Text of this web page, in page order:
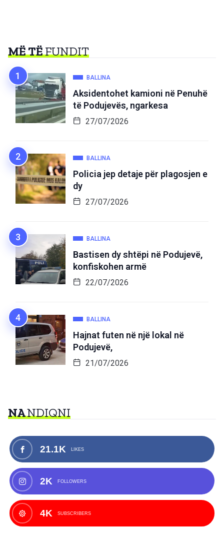
MË TËFUNDIT
BALLINA
Aksidentohet kamioni në Penuhë
të Podujevës, ngarkesa
27/07/2026
BALLINA
Policia jep detaje për plagosjen e
dy
27/07/2026
BALLINA
Bastisen dy shtëpi në Podujevë,
konfiskohen armë
22/07/2026
BALLINA
Hajnat futen në një lokal në
Podujevë,
21/07/2026
NANDIQNI
21.1K LIKES
2K FOLLOWERS
4K SUBSCRIBERS